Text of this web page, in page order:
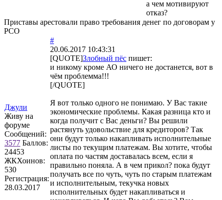
а чем мотивируют
отказ?
Приставы арестовали право требования денег по договорам у
РСО
Джули
Живу на
форуме
Сообщений:
3577 Баллов:
24453
ЖКХоинов:
530
Регистрация:
28.03.2017
#
20.06.2017 10:43:31
[QUOTE]Злобный пёс пишет:
и никому кроме АО ничего не достанется, вот в
чём проблемма!!!
[/QUOTE]
Я вот только одного не понимаю. У Вас такие
экономические проблемы. Какая разница кто и
когда получит с Вас деньги? Вы решили
растянуть удовольствие для кредиторов? Так
они будут только накапливать исполнительные
листы по текущим платежам. Вы хотите, чтобы
оплата по частям доставалась всем, если я
правильно поняла. А в чем прикол? пока будут
получать все по чуть, чуть по старым платежам
и исполнительным, текучка новых
исполнительных будет накапливаться и